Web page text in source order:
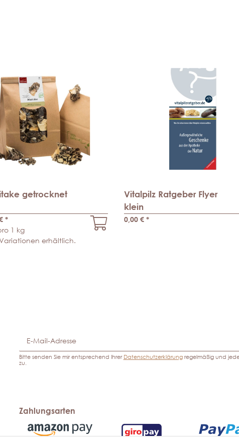
getrocknet
*
1 kg
erhältlich.
Vitalpilz Ratgeber Flyer
klein
0,00 € *
Bitte senden Sie mir entsprechend Ihrer Datenschutzerklärungregelmäßig und
zu.
Zahlungsarten